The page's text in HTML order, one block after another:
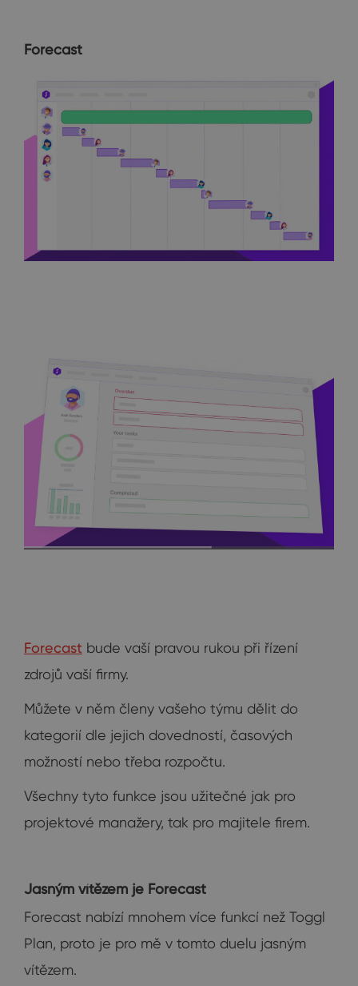
Forecast
Forecast bude vaší pravou rukou při řízení
zdrojů vaší firmy.
Můžete v něm členy vašeho týmu dělit do
kategorií dle jejich dovedností, časových
možností nebo třeba rozpočtu.
Všechny tyto funkce jsou užitečné jak pro
projektové manažery, tak pro majitele firem.
Jasným vítězem je Forecast
Forecast nabízí mnohem více funkcí než Toggl
Plan, proto je pro mě v tomto duelu jasným
vítězem.